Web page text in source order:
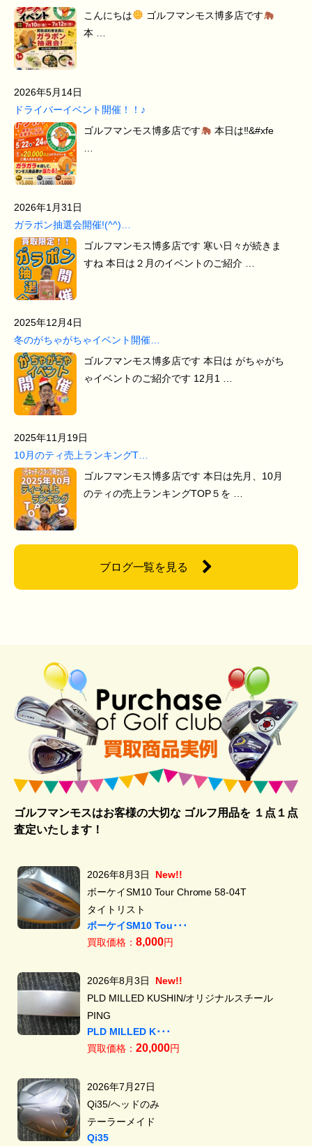
こんにちは
ゴルフマンモス博多店です
本 …
2026年5月14日
ドライバーイベント開催！！♪
ゴルフマンモス博多店です
本日は‼&#xfe
2026年1月31日
ガラポン抽選会開催!(^^)…
ゴルフマンモス博多店です 寒い日々が続きま
すね 本日は２月のイベントのご紹介 …
2025年12月4日
冬のがちゃがちゃイベント開催…
ゴルフマンモス博多店です 本日は がちゃがち
ゃイベントのご紹介です 12月1 …
2025年11月19日
10月のティ売上ランキングT…
ゴルフマンモス博多店です 本日は先月、10月
のティの売上ランキングTOP５を …
ブログ一覧を見る
ゴルフマンモスはお客様の大切な ゴルフ用品を１点１点
査定いたします！
2026年8月3日
New!!
ボーケイSM10 Tour Chrome 58-04T
タイトリスト
ボーケイSM10 Tou･･･
買取価格： 8,000円
2026年8月3日
New!!
PLD MILLED KUSHIN/オリジナルスチール
PING
PLD MILLED K･･･
買取価格： 20,000円
2026年7月27日
Qi35/ヘッドのみ
テーラーメイド
Qi35